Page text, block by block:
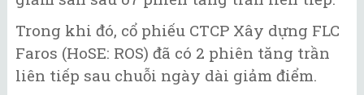
Trong khi đó, cổ phiếu CTCP Xây dựng FLC
Faros (HoSE: ROS) đã có 2 phiên tăng trần
liên tiếp sau chuỗi ngày dài giảm điểm.